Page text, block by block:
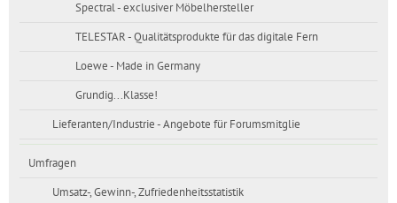
Spectral - exclusiver Möbelhersteller
TELESTAR - Qualitätsprodukte für das digitale Fern
Loewe - Made in Germany
Grundig...Klasse!
Lieferanten/Industrie - Angebote für Forumsmitglie
Umfragen
Umsatz-, Gewinn-, Zufriedenheitsstatistik